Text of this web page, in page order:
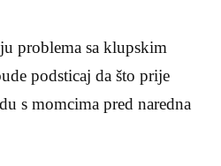
problema sa klupskim
podsticaj da što prije
s momcima pred naredna